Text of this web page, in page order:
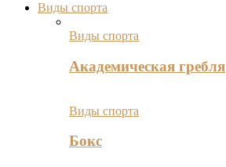
Виды спорта
Виды спорта
Академическая гребля
Виды спорта
Бокс